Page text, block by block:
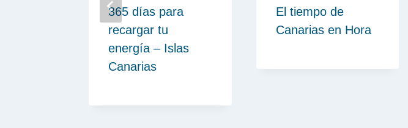
365 días para
recargar tu
energía – Islas
Canarias
El tiempo de
Canarias en Hora